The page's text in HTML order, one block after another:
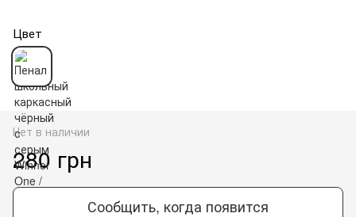
Цвет
Нет в наличии
280 грн
Сообщить, когда появится